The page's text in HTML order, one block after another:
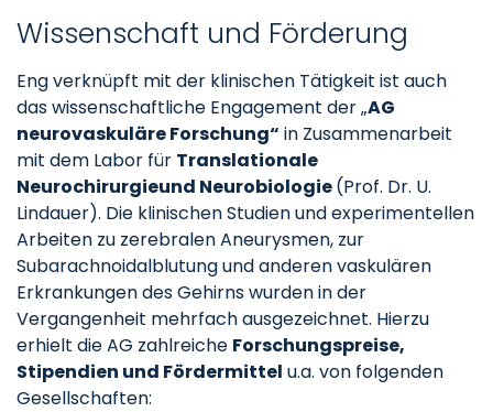
Wissenschaft und Förderung
Eng verknüpft mit der klinischen Tätigkeit ist auch
das wissenschaftliche Engagement der „AG
neurovaskuläre Forschung“ in Zusammenarbeit
mit dem Labor für Translationale
Neurochirurgieund Neurobiologie(Prof. Dr. U.
Lindauer). Die klinischen Studien und experimentellen
Arbeiten zu zerebralen Aneurysmen, zur
Subarachnoidalblutung und anderen vaskulären
Erkrankungen des Gehirns wurden in der
Vergangenheit mehrfach ausgezeichnet. Hierzu
erhielt die AG zahlreiche Forschungspreise,
Stipendien und Fördermittel u.a. von folgenden
Gesellschaften: